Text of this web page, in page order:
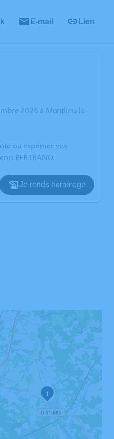
E-mail Lien
2025 à Montlieu-la-
ou exprimer vos
BERTRAND.
Je rends hommage
1